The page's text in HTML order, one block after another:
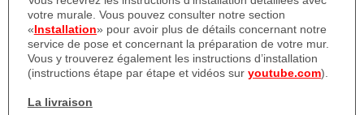
votre murale. Vous pouvez consulter notre section
«Installation» pour avoir plus de détails concernant notre
service de pose et concernant la préparation de votre mur.
Vous y trouverez également les instructions d’installation
(instructions étape par étape et vidéos sur youtube.com).
La livraison